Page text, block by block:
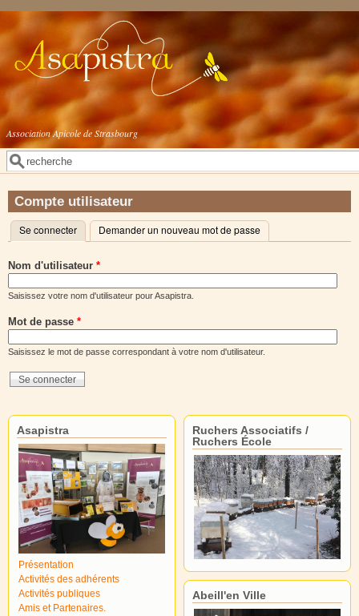
Aller au contenu principal
Association Apicole de Strasbourg
Formulaire de recherche
Rechercher
Compte utilisateur
Onglets principaux
Se connecter (onglet actif)
Demander un nouveau mot de passe
Nom d'utilisateur *
Saisissez votre nom d'utilisateur pour Asapistra.
Mot de passe *
Saisissez le mot de passe correspondant à votre nom d'utilisateur.
Asapistra
Présentation
Activités des adhérents
Activités publiques
Amis et Partenaires.
Ruchers Associatifs /
Ruchers École
Abeill'en Ville